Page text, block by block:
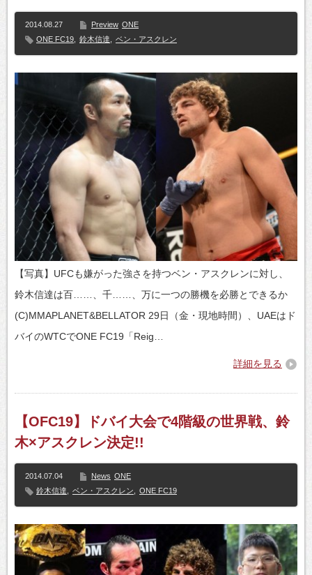
2014.08.27 Preview ONE
ONE FC19
鈴木信達 ベン・アスクレン
【写真】UFCも嫌がった強さを持つベン・アスクレンに対し、
鈴木信達は百……、千……、万に一つの勝機を必勝とできるか
(C)MMAPLANET&BELLATOR 29日（金・現地時間）、UAEはド
バイのWTCでONE FC19「Reig…
詳細を見る
【OFC19】ドバイ大会で4階級の世界戦、鈴
木×アスクレン決定!!
2014.07.04 News ONE
鈴木信達
ベン・アスクレン ONE FC19